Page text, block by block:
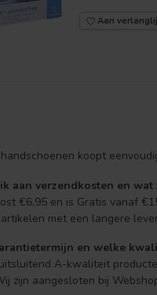
Aan
koopt
aan verzendkosten en
€6,95 en is Gratis vanaf
met een langere
en welke
A-kwaliteit
zijn aangesloten bij